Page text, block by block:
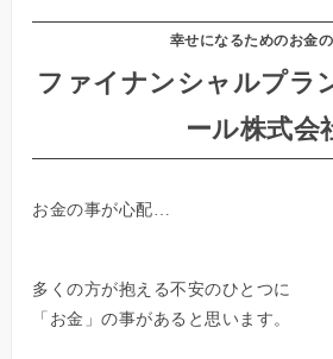
幸せになるためのお金
ファイナンシャルプラ
ール株式会
お金の事が心配…
多くの方が抱える不安のひとつに
「お金」の事があると思います。